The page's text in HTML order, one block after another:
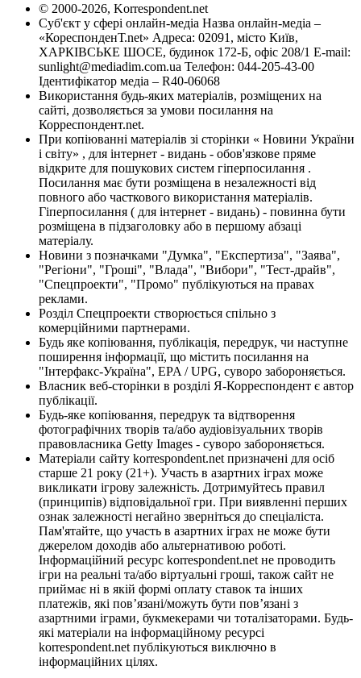
© 2000-2026, Korrespondent.net
Суб'єкт у сфері онлайн-медіа Назва онлайн-медіа –
«КореспонденТ.net» Адреса: 02091, місто Київ,
ХАРКІВСЬКЕ ШОСЕ, будинок 172-Б, офіс 208/1 E-mail:
sunlight@mediadim.com.ua Телефон: 044-205-43-00
Ідентифікатор медіа – R40-06068
Використання будь-яких матеріалів, розміщених на
сайті, дозволяється за умови посилання на
Корреспондент.net.
При копіюванні матеріалів зі сторінки « Новини України
і світу» , для інтернет - видань - обов'язкове пряме
відкрите для пошукових систем гіперпосилання .
Посилання має бути розміщена в незалежності від
повного або часткового використання матеріалів.
Гіперпосилання ( для інтернет - видань) - повинна бути
розміщена в підзаголовку або в першому абзаці
матеріалу.
Новини з позначками "Думка", "Експертиза", "Заява",
"Регіони", "Гроші", "Влада", "Вибори", "Тест-драйв",
"Спецпроекти", "Промо" публікуються на правах
реклами.
Розділ Спецпроекти створюється спільно з
комерційними партнерами.
Будь яке копіювання, публікація, передрук, чи наступне
поширення інформації, що містить посилання на
"Інтерфакс-Україна", EPA / UPG, суворо забороняється.
Власник веб-сторінки в розділі Я-Корреспондент є автор
публікації.
Будь-яке копіювання, передрук та відтворення
фотографічних творів та/або аудіовізуальних творів
правовласника Getty Images - суворо забороняється.
Матеріали сайту korrespondent.net призначені для осіб
старше 21 року (21+). Участь в азартних іграх може
викликати ігрову залежність. Дотримуйтесь правил
(принципів) відповідальної гри. При виявленні перших
ознак залежності негайно зверніться до спеціаліста.
Пам'ятайте, що участь в азартних іграх не може бути
джерелом доходів або альтернативою роботі.
Інформаційний ресурс korrespondent.net не проводить
ігри на реальні та/або віртуальні гроші, також сайт не
приймає ні в якій формі оплату ставок та інших
платежів, які пов’язані/можуть бути пов’язані з
азартними іграми, букмекерами чи тоталізаторами. Будь-
які матеріали на інформаційному ресурсі
korrespondent.net публікуються виключно в
інформаційних цілях.